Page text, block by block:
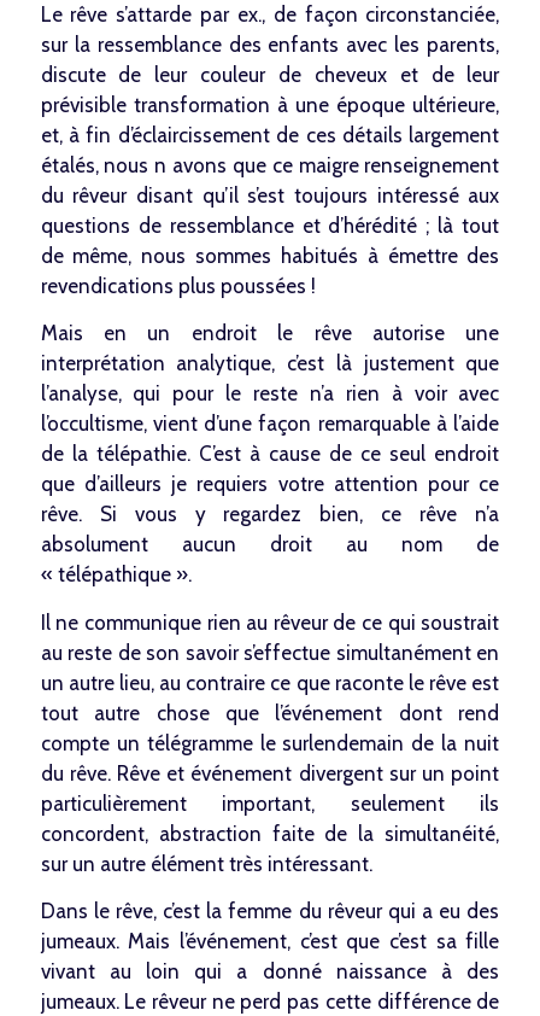
Le rêve s’attarde par ex., de façon circonstanciée,
sur la ressemblance des enfants avec les parents,
discute de leur couleur de cheveux et de leur
prévisible transformation à une époque ultérieure,
et, à fin d’éclaircissement de ces détails largement
étalés, nous n avons que ce maigre renseignement
du rêveur disant qu’il s’est toujours intéressé aux
questions de ressemblance et d’hérédité ; là tout
de même, nous sommes habitués à émettre des
revendications plus poussées !
Mais en un endroit le rêve autorise une
interprétation analytique, c’est là justement que
l’analyse, qui pour le reste n’a rien à voir avec
l’occultisme, vient d’une façon remarquable à l’aide
de la télépathie. C’est à cause de ce seul endroit
que d’ailleurs je requiers votre attention pour ce
rêve. Si vous y regardez bien, ce rêve n’a
absolument aucun droit au nom de
« télépathique ».
Il ne communique rien au rêveur de ce qui soustrait
au reste de son savoir s’effectue simultanément en
un autre lieu, au contraire ce que raconte le rêve est
tout autre chose que l’événement dont rend
compte un télégramme le surlendemain de la nuit
du rêve. Rêve et événement divergent sur un point
particulièrement important, seulement ils
concordent, abstraction faite de la simultanéité,
sur un autre élément très intéressant.
Dans le rêve, c’est la femme du rêveur qui a eu des
jumeaux. Mais l’événement, c’est que c’est sa fille
vivant au loin qui a donné naissance à des
jumeaux. Le rêveur ne perd pas cette différence de